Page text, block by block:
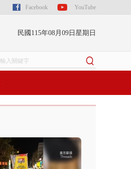
Facebook YouTube
民國115年08月09日星期日